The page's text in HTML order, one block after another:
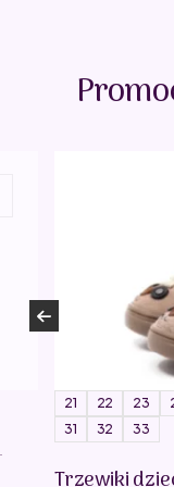
21 22 23
31
32 33